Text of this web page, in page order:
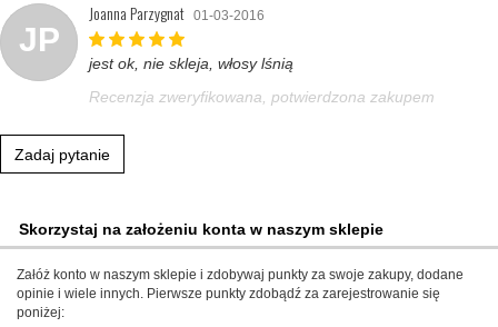
JP
Joanna Parzygnat 01-03-2016
jest ok, nie skleja, włosy lśnią
Recenzja zweryfikowana, potwierdzona zakupem
Zadaj pytanie
Skorzystaj na założeniu konta w naszym sklepie
Załóż konto w naszym sklepie i zdobywaj punkty za swoje zakupy, dodane
opinie i wiele innych. Pierwsze punkty zdobądź za zarejestrowanie się
poniżej: